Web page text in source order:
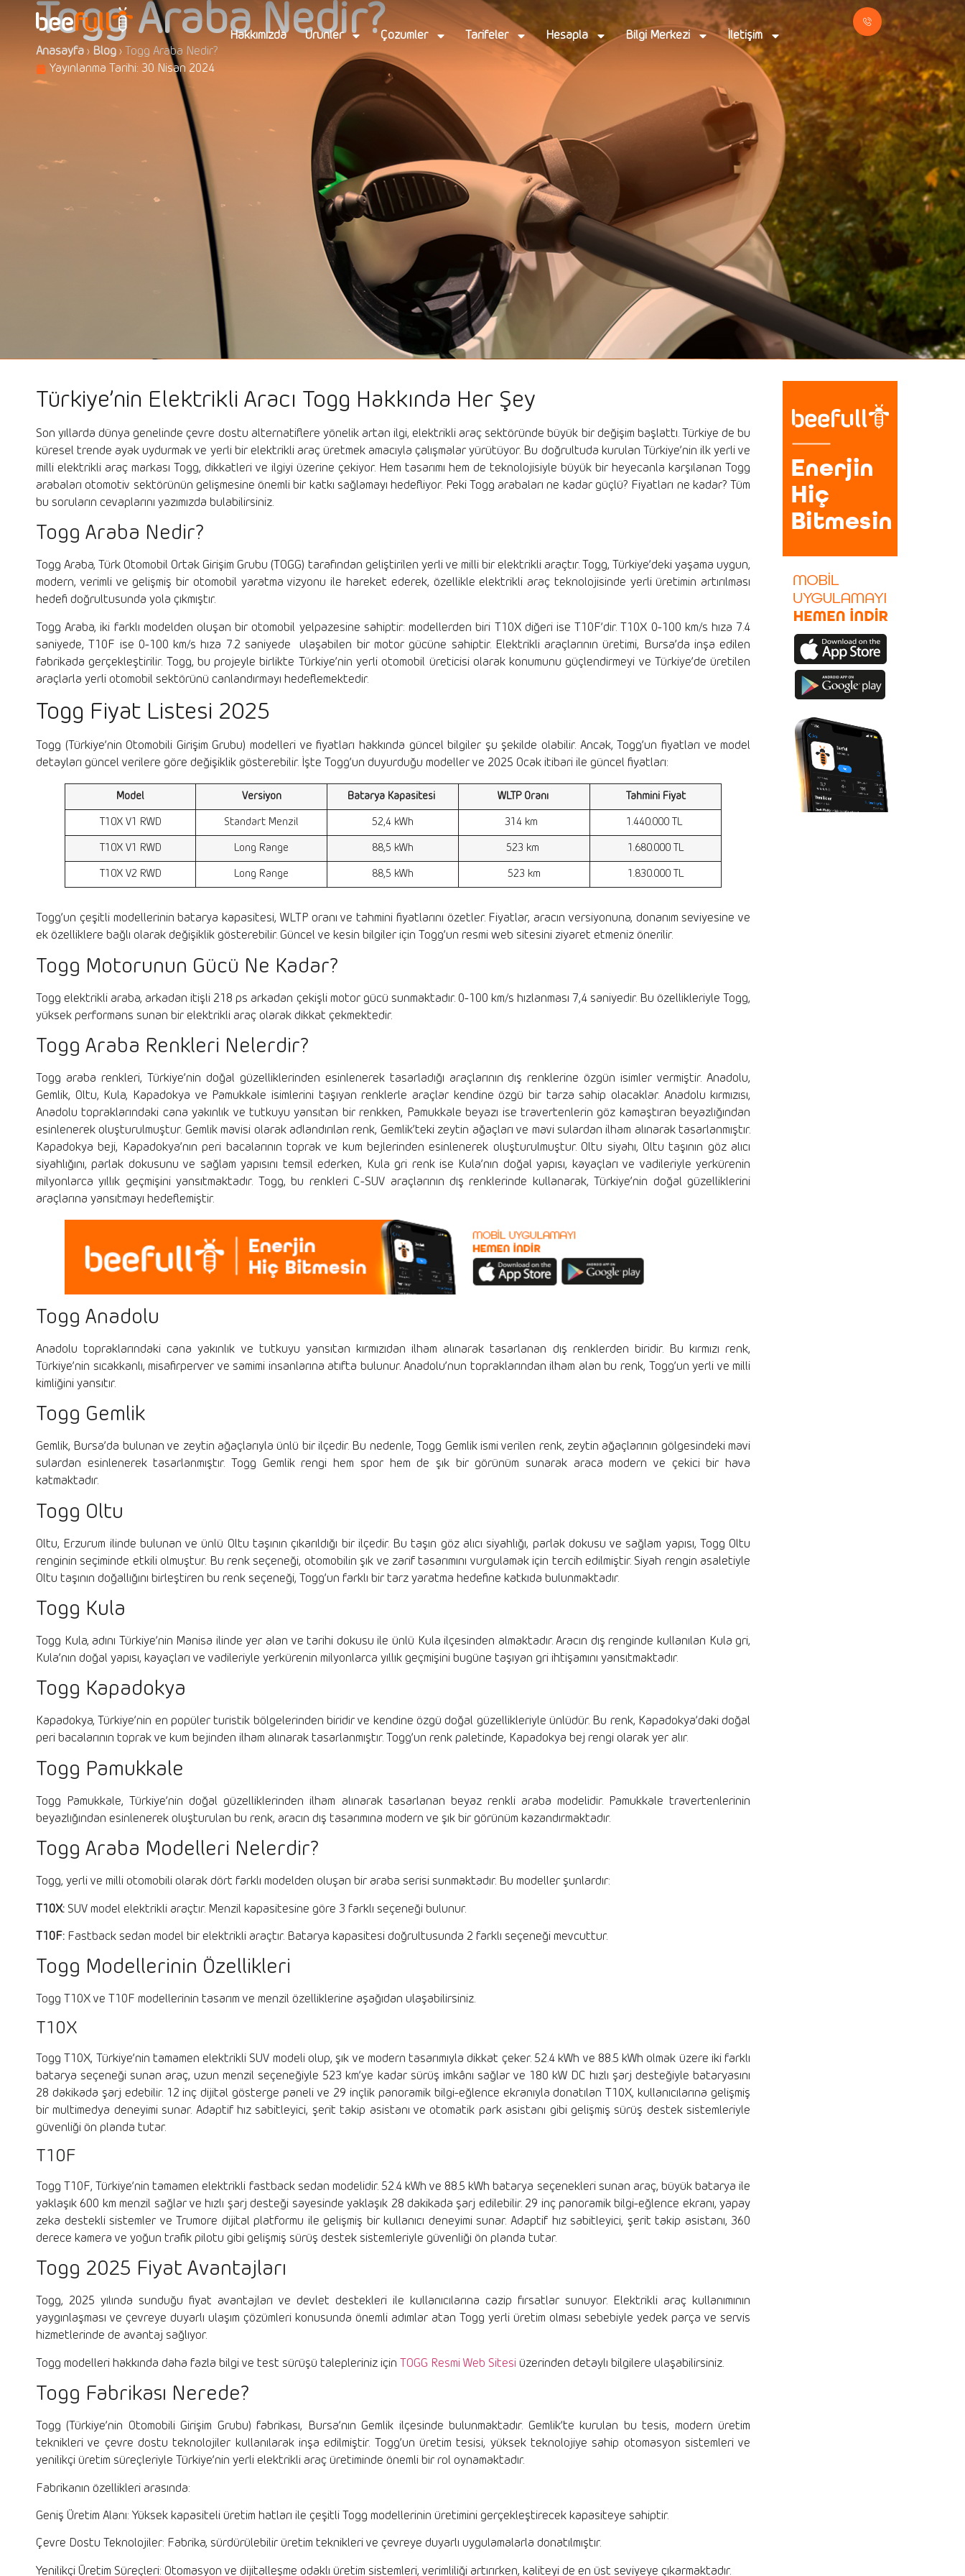
Hakkımızda Ürünler Çözümler Tarifeler Hesapla Bilgi Merkezi İletişim
Togg Araba Nedir?
Anasayfa › Blog › Togg Araba Nedir?
Yayınlanma Tarihi: 30 Nisan 2024
Türkiye’nin Elektrikli Aracı Togg Hakkında Her Şey
Son yıllarda dünya genelinde çevre dostu alternatiflere yönelik artan ilgi, elektrikli araç sektöründe büyük bir değişim başlattı. Türkiye de bu
küresel trende ayak uydurmak ve yerli bir elektrikli araç üretmek amacıyla çalışmalar yürütüyor. Bu doğrultuda kurulan Türkiye’nin ilk yerli ve
milli elektrikli araç markası Togg, dikkatleri ve ilgiyi üzerine çekiyor. Hem tasarımı hem de teknolojisiyle büyük bir heyecanla karşılanan Togg
arabaları otomotiv sektörünün gelişmesine önemli bir katkı sağlamayı hedefliyor. Peki Togg arabaları ne kadar güçlü? Fiyatları ne kadar? Tüm
bu soruların cevaplarını yazımızda bulabilirsiniz.
Togg Araba Nedir?
Togg Araba, Türk Otomobil Ortak Girişim Grubu (TOGG) tarafından geliştirilen yerli ve milli bir elektrikli araçtır. Togg, Türkiye’deki yaşama uygun,
modern, verimli ve gelişmiş bir otomobil yaratma vizyonu ile hareket ederek, özellikle elektrikli araç teknolojisinde yerli üretimin artırılması
hedefi doğrultusunda yola çıkmıştır.
Togg Araba, iki farklı modelden oluşan bir otomobil yelpazesine sahiptir: modellerden biri T10X diğeri ise T10F’dir. T10X 0-100 km/s hıza 7.4
saniyede, T10F ise 0-100 km/s hıza 7.2 saniyede ulaşabilen bir motor gücüne sahiptir. Elektrikli araçlarının üretimi, Bursa’da inşa edilen
fabrikada gerçekleştirilir. Togg, bu projeyle birlikte Türkiye’nin yerli otomobil üreticisi olarak konumunu güçlendirmeyi ve Türkiye’de üretilen
araçlarla yerli otomobil sektörünü canlandırmayı hedeflemektedir.
Togg Fiyat Listesi 2025
Togg (Türkiye’nin Otomobili Girişim Grubu) modelleri ve fiyatları hakkında güncel bilgiler şu şekilde olabilir. Ancak, Togg’un fiyatları ve model
detayları güncel verilere göre değişiklik gösterebilir. İşte Togg’un duyurduğu modeller ve 2025 Ocak itibari ile güncel fiyatları:
Model Versiyon Batarya Kapasitesi WLTP Oranı
Tahmini Fiyat
T10X V1 RWD
Standart Menzil 52,4 kWh 314 km
1.440.000 TL
T10X V1 RWD
Long Range 88,5 kWh 523 km
1.680.000 TL
T10X V2 RWD
Long Range 88,5 kWh 523 km 1.830.000 TL
Togg’un çeşitli modellerinin batarya kapasitesi, WLTP oranı ve tahmini fiyatlarını özetler. Fiyatlar, aracın versiyonuna, donanım seviyesine ve
ek özelliklere bağlı olarak değişiklik gösterebilir. Güncel ve kesin bilgiler için Togg’un resmi web sitesini ziyaret etmeniz önerilir.
Togg Motorunun Gücü Ne Kadar?
Togg elektrikli araba, arkadan itişli 218 ps arkadan çekişli motor gücü sunmaktadır. 0-100 km/s hızlanması 7,4 saniyedir. Bu özellikleriyle Togg,
yüksek performans sunan bir elektrikli araç olarak dikkat çekmektedir.
Togg Araba Renkleri Nelerdir?
Togg araba renkleri, Türkiye’nin doğal güzelliklerinden esinlenerek tasarladığı araçlarının dış renklerine özgün isimler vermiştir. Anadolu,
Gemlik, Oltu, Kula, Kapadokya ve Pamukkale isimlerini taşıyan renklerle araçlar kendine özgü bir tarza sahip olacaklar. Anadolu kırmızısı,
Anadolu topraklarındaki cana yakınlık ve tutkuyu yansıtan bir renkken, Pamukkale beyazı ise travertenlerin göz kamaştıran beyazlığından
esinlenerek oluşturulmuştur. Gemlik mavisi olarak adlandırılan renk, Gemlik’teki zeytin ağaçları ve mavi sulardan ilham alınarak tasarlanmıştır.
Kapadokya beji, Kapadokya’nın peri bacalarının toprak ve kum bejlerinden esinlenerek oluşturulmuştur. Oltu siyahı, Oltu taşının göz alıcı
siyahlığını, parlak dokusunu ve sağlam yapısını temsil ederken, Kula gri renk ise Kula’nın doğal yapısı, kayaçları ve vadileriyle yerkürenin
milyonlarca yıllık geçmişini yansıtmaktadır. Togg, bu renkleri C-SUV araçlarının dış renklerinde kullanarak, Türkiye’nin doğal güzelliklerini
araçlarına yansıtmayı hedeflemiştir.
Togg Anadolu
Anadolu topraklarındaki cana yakınlık ve tutkuyu yansıtan kırmızıdan ilham alınarak tasarlanan dış renklerden biridir. Bu kırmızı renk,
Türkiye’nin sıcakkanlı, misafirperver ve samimi insanlarına atıfta bulunur. Anadolu’nun topraklarından ilham alan bu renk, Togg’un yerli ve milli
kimliğini yansıtır.
Togg Gemlik
Gemlik, Bursa’da bulunan ve zeytin ağaçlarıyla ünlü bir ilçedir. Bu nedenle, Togg Gemlik ismi verilen renk, zeytin ağaçlarının gölgesindeki mavi
sulardan esinlenerek tasarlanmıştır. Togg Gemlik rengi hem spor hem de şık bir görünüm sunarak araca modern ve çekici bir hava
katmaktadır.
Togg Oltu
Oltu, Erzurum ilinde bulunan ve ünlü Oltu taşının çıkarıldığı bir ilçedir. Bu taşın göz alıcı siyahlığı, parlak dokusu ve sağlam yapısı, Togg Oltu
renginin seçiminde etkili olmuştur. Bu renk seçeneği, otomobilin şık ve zarif tasarımını vurgulamak için tercih edilmiştir. Siyah rengin asaletiyle
Oltu taşının doğallığını birleştiren bu renk seçeneği, Togg’un farklı bir tarz yaratma hedefine katkıda bulunmaktadır.
Togg Kula
Togg Kula, adını Türkiye’nin Manisa ilinde yer alan ve tarihi dokusu ile ünlü Kula ilçesinden almaktadır. Aracın dış renginde kullanılan Kula gri,
Kula’nın doğal yapısı, kayaçları ve vadileriyle yerkürenin milyonlarca yıllık geçmişini bugüne taşıyan gri ihtişamını yansıtmaktadır.
Togg Kapadokya
Kapadokya, Türkiye’nin en popüler turistik bölgelerinden biridir ve kendine özgü doğal güzellikleriyle ünlüdür. Bu renk, Kapadokya’daki doğal
peri bacalarının toprak ve kum bejinden ilham alınarak tasarlanmıştır. Togg’un renk paletinde, Kapadokya bej rengi olarak yer alır.
Togg Pamukkale
Togg Pamukkale, Türkiye’nin doğal güzelliklerinden ilham alınarak tasarlanan beyaz renkli araba modelidir. Pamukkale travertenlerinin
beyazlığından esinlenerek oluşturulan bu renk, aracın dış tasarımına modern ve şık bir görünüm kazandırmaktadır.
Togg Araba Modelleri Nelerdir?
Togg, yerli ve milli otomobili olarak dört farklı modelden oluşan bir araba serisi sunmaktadır. Bu modeller şunlardır:
T10X: SUV model elektrikli araçtır. Menzil kapasitesine göre 3 farklı seçeneği bulunur.
T10F: Fastback sedan model bir elektrikli araçtır. Batarya kapasitesi doğrultusunda 2 farklı seçeneği mevcuttur.
Togg Modellerinin Özellikleri
Togg T10X ve T10F modellerinin tasarım ve menzil özelliklerine aşağıdan ulaşabilirsiniz.
T10X
Togg T10X, Türkiye’nin tamamen elektrikli SUV modeli olup, şık ve modern tasarımıyla dikkat çeker. 52.4 kWh ve 88.5 kWh olmak üzere iki farklı
batarya seçeneği sunan araç, uzun menzil seçeneğiyle 523 km’ye kadar sürüş imkânı sağlar ve 180 kW DC hızlı şarj desteğiyle bataryasını
28 dakikada şarj edebilir. 12 inç dijital gösterge paneli ve 29 inçlik panoramik bilgi-eğlence ekranıyla donatılan T10X, kullanıcılarına gelişmiş
bir multimedya deneyimi sunar. Adaptif hız sabitleyici, şerit takip asistanı ve otomatik park asistanı gibi gelişmiş sürüş destek sistemleriyle
güvenliği ön planda tutar.
T10F
Togg T10F, Türkiye’nin tamamen elektrikli fastback sedan modelidir. 52.4 kWh ve 88.5 kWh batarya seçenekleri sunan araç, büyük batarya ile
yaklaşık 600 km menzil sağlar ve hızlı şarj desteği sayesinde yaklaşık 28 dakikada şarj edilebilir. 29 inç panoramik bilgi-eğlence ekranı, yapay
zeka destekli sistemler ve Trumore dijital platformu ile gelişmiş bir kullanıcı deneyimi sunar. Adaptif hız sabitleyici, şerit takip asistanı, 360
derece kamera ve yoğun trafik pilotu gibi gelişmiş sürüş destek sistemleriyle güvenliği ön planda tutar.
Togg 2025 Fiyat Avantajları
Togg, 2025 yılında sunduğu fiyat avantajları ve devlet destekleri ile kullanıcılarına cazip fırsatlar sunuyor. Elektrikli araç kullanımının
yaygınlaşması ve çevreye duyarlı ulaşım çözümleri konusunda önemli adımlar atan Togg yerli üretim olması sebebiyle yedek parça ve servis
hizmetlerinde de avantaj sağlıyor.
Togg modelleri hakkında daha fazla bilgi ve test sürüşü talepleriniz için TOGG Resmi Web Sitesi üzerinden detaylı bilgilere ulaşabilirsiniz.
Togg Fabrikası Nerede?
Togg (Türkiye’nin Otomobili Girişim Grubu) fabrikası, Bursa’nın Gemlik ilçesinde bulunmaktadır. Gemlik’te kurulan bu tesis, modern üretim
teknikleri ve çevre dostu teknolojiler kullanılarak inşa edilmiştir. Togg’un üretim tesisi, yüksek teknolojiye sahip otomasyon sistemleri ve
yenilikçi üretim süreçleriyle Türkiye’nin yerli elektrikli araç üretiminde önemli bir rol oynamaktadır.
Fabrikanın özellikleri arasında:
Geniş Üretim Alanı: Yüksek kapasiteli üretim hatları ile çeşitli Togg modellerinin üretimini gerçekleştirecek kapasiteye sahiptir.
Çevre Dostu Teknolojiler: Fabrika, sürdürülebilir üretim teknikleri ve çevreye duyarlı uygulamalarla donatılmıştır.
Yenilikçi Üretim Süreçleri: Otomasyon ve dijitalleşme odaklı üretim sistemleri, verimliliği artırırken, kaliteyi de en üst seviyeye çıkarmaktadır.